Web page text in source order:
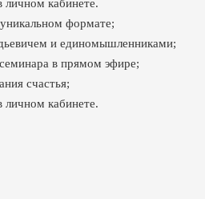
личном кабинете.
формате;
и единомышленниками;
в прямом эфире;
счастья;
личном кабинете.